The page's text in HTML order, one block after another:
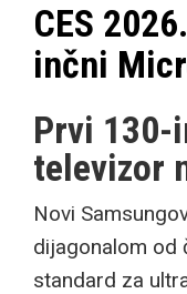
CES
inčni
Prvi 130-
televizor
Novi
dijagonalom od
standard za